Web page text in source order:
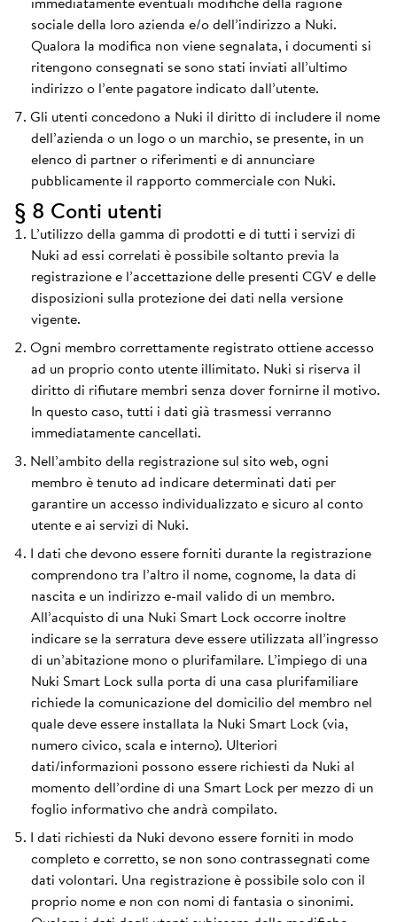
sociale della loro azienda e/o dell’indirizzo a Nuki.
Qualora la modifica non viene segnalata, i documenti si
ritengono consegnati se sono stati inviati all’ultimo
indirizzo o l’ente pagatore indicato dall’utente.
Gli utenti concedono a Nuki il diritto di includere il nome
dell’azienda o un logo o un marchio, se presente, in un
elenco di partner o riferimenti e di annunciare
pubblicamente il rapporto commerciale con Nuki.
§ 8 Conti utenti
L’utilizzo della gamma di prodotti e di tutti i servizi di
Nuki ad essi correlati è possibile soltanto previa la
registrazione e l’accettazione delle presenti CGV e delle
disposizioni sulla protezione dei dati nella versione
vigente.
Ogni membro correttamente registrato ottiene accesso
ad un proprio conto utente illimitato. Nuki si riserva il
diritto di rifiutare membri senza dover fornirne il motivo.
In questo caso, tutti i dati già trasmessi verranno
immediatamente cancellati.
Nell’ambito della registrazione sul sito web, ogni
membro è tenuto ad indicare determinati dati per
garantire un accesso individualizzato e sicuro al conto
utente e ai servizi di Nuki.
I dati che devono essere forniti durante la registrazione
comprendono tra l’altro il nome, cognome, la data di
nascita e un indirizzo e-mail valido di un membro.
All’acquisto di una Nuki Smart Lock occorre inoltre
indicare se la serratura deve essere utilizzata all’ingresso
di un’abitazione mono o plurifamilare. L’impiego di una
Nuki Smart Lock sulla porta di una casa plurifamiliare
richiede la comunicazione del domicilio del membro nel
quale deve essere installata la Nuki Smart Lock (via,
numero civico, scala e interno). Ulteriori
dati/informazioni possono essere richiesti da Nuki al
momento dell’ordine di una Smart Lock per mezzo di un
foglio informativo che andrà compilato.
I dati richiesti da Nuki devono essere forniti in modo
completo e corretto, se non sono contrassegnati come
dati volontari. Una registrazione è possibile solo con il
proprio nome e non con nomi di fantasia o sinonimi.